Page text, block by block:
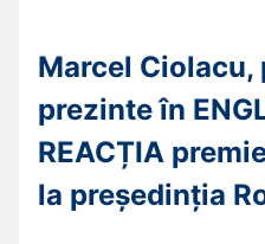
Marcel Ciolacu,
prezinte în
REACȚIA
la președinția